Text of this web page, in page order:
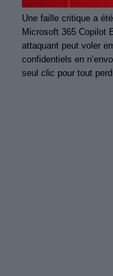
Une faille critique a
Microsoft 365 Copilot
attaquant peut voler
confidentiels en
seul clic pour tout